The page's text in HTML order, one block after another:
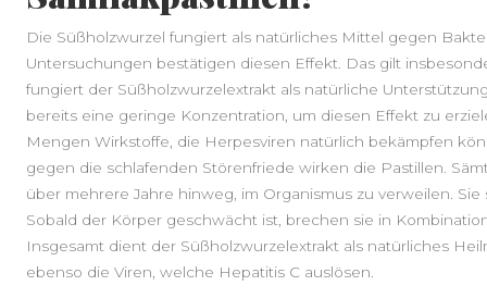
Die Süßholzwurzel fungiert als natürliches Mittel gegen
Untersuchungen bestätigen diesen Effekt. Das gilt
fungiert der Süßholzwurzelextrakt als natürliche
bereits eine geringe Konzentration, um diesen Effekt zu
Mengen Wirkstoffe, die Herpesviren natürlich bekämpfen
gegen die schlafenden Störenfriede wirken die Pastillen.
über mehrere Jahre hinweg, im Organismus zu verweilen.
Sobald der Körper geschwächt ist, brechen sie in
Insgesamt dient der Süßholzwurzelextrakt als natürliches
ebenso die Viren, welche Hepatitis C auslösen.